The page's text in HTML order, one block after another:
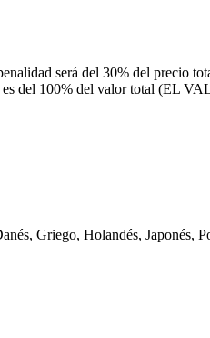
será del 30% del precio
es del 100% del valor total
Griego, Holandés, Japonés,